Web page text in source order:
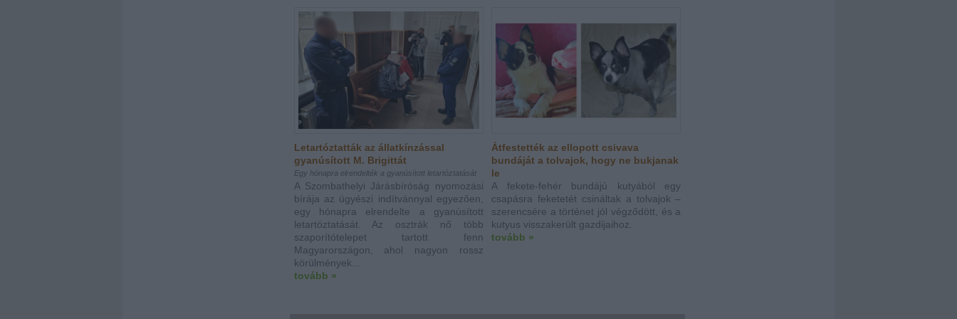
Letartóztatták az állatkínzással
gyanúsított M. Brigittát
Egy hónapra elrendelték a gyanúsított letartóztatását
A Szombathelyi Járásbíróság nyomozási
bírája az ügyészi indítvánnyal egyezően,
egy hónapra elrendelte a gyanúsított
letartóztatását. Az osztrák nő több
szaporítótelepet tartott fenn
Magyarországon, ahol nagyon rossz
körülmények...
tovább »
Átfestették az ellopott csivava
bundáját a tolvajok, hogy ne bukjanak
le
A fekete-fehér bundájú kutyából egy
csapásra feketetét csináltak a tolvajok –
szerencsére a történet jól végződött, és a
kutyus visszakerült gazdijaihoz.
tovább »